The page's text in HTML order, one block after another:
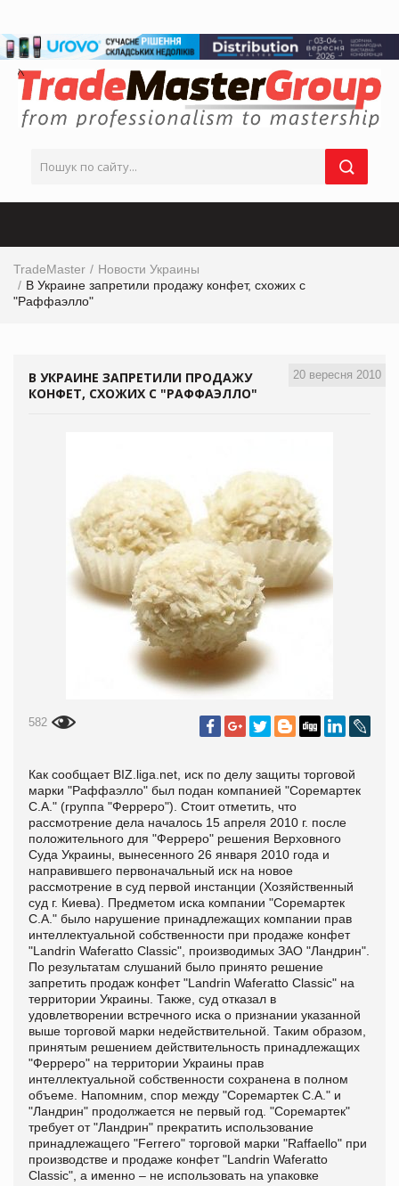
TradeMaster
Новости Украины
В Украине запретили продажу конфет, схожих с
"Раффаэлло"
20 вересня 2010
В УКРАИНЕ ЗАПРЕТИЛИ ПРОДАЖУ
КОНФЕТ, СХОЖИХ С "РАФФАЭЛЛО"
582
Как сообщает BIZ.liga.net, иск по делу защиты торговой
марки "Раффаэлло" был подан компанией "Соремартек
С.А." (группа "Ферреро"). Стоит отметить, что
рассмотрение дела началось 15 апреля 2010 г. после
положительного для "Ферреро" решения Верховного
Суда Украины, вынесенного 26 января 2010 года и
направившего первоначальный иск на новое
рассмотрение в суд первой инстанции (Хозяйственный
суд г. Киева). Предметом иска компании "Соремартек
С.А." было нарушение принадлежащих компании прав
интеллектуальной собственности при продаже конфет
"Landrin Waferatto Classic", производимых ЗАО "Ландрин".
По результатам слушаний было принято решение
запретить продаж конфет "Landrin Waferatto Classic" на
территории Украины. Также, суд отказал в
удовлетворении встречного иска о признании указанной
выше торговой марки недействительной. Таким образом,
принятым решением действительность принадлежащих
"Ферреро" на территории Украины прав
интеллектуальной собственности сохранена в полном
объеме. Напомним, спор между "Соремартек С.А." и
"Ландрин" продолжается не первый год. "Соремартек"
требует от "Ландрин" прекратить использование
принадлежащего "Ferrero" торговой марки "Raffaello" при
производстве и продаже конфет "Landrin Waferatto
Classic", а именно – не использовать на упаковке